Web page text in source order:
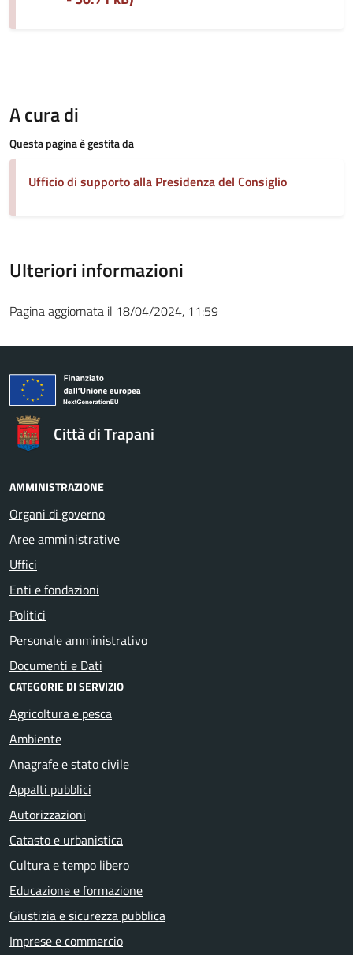
A cura di
Questa pagina è gestita da
Ufficio di supporto alla Presidenza del Consiglio
Ulteriori informazioni
Pagina aggiornata il 18/04/2024, 11:59
Città di Trapani
AMMINISTRAZIONE
Organi di governo
Aree amministrative
Uffici
Enti e fondazioni
Politici
Personale amministrativo
Documenti e Dati
CATEGORIE DI SERVIZIO
Agricoltura e pesca
Ambiente
Anagrafe e stato civile
Appalti pubblici
Autorizzazioni
Catasto e urbanistica
Cultura e tempo libero
Educazione e formazione
Giustizia e sicurezza pubblica
Imprese e commercio